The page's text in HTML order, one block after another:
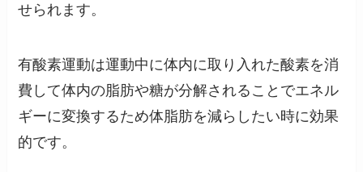
せられます。
有酸素運動は運動中に体内に取り入れた酸素を消
費して体内の脂肪や糖が分解されることでエネル
ギーに変換するため体脂肪を減らしたい時に効果
的です。